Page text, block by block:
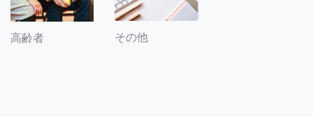
高齢者 その他